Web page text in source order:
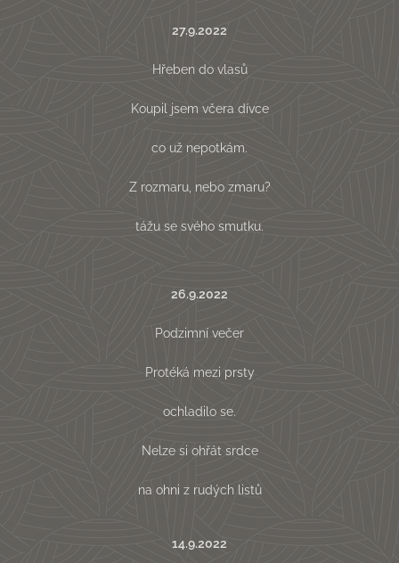
27.9.2022
Hřeben do vlasů
Koupil jsem včera dívce
co už nepotkám.
Z rozmaru, nebo zmaru?
tážu se svého smutku.
26.9.2022
Podzimní večer
Protéká mezi prsty
ochladilo se.
Nelze si ohřát srdce
na ohni z rudých listů
14.9.2022